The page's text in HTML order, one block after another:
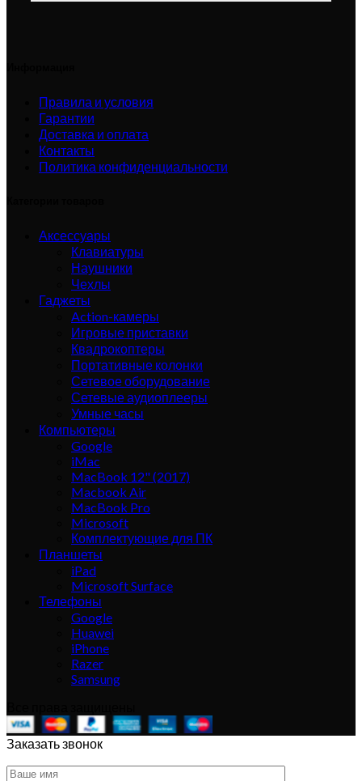
Правила и условия
Гарантии
Доставка и оплата
Контакты
Политика конфиденциальности
Аксессуары
Клавиатуры
Наушники
Чехлы
Гаджеты
Action-камеры
Игровые приставки
Квадрокоптеры
Портативные колонки
Сетевое оборудование
Сетевые аудиоплееры
Умные часы
Компьютеры
Google
iMac
MacBook 12" (2017)
Macbook Air
MacBook Pro
Microsoft
Комплектующие для ПК
Планшеты
iPad
Microsoft Surface
Телефоны
Google
Huawei
iPhone
Razer
Samsung
Заказать звонок